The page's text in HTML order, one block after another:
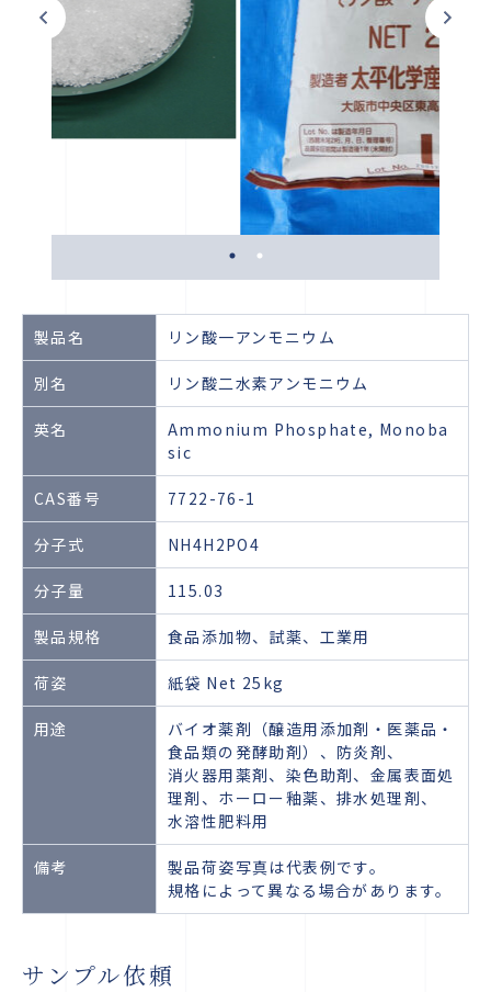
製品名 リン酸一アンモニウム
別名 リン酸二水素アンモニウム
英名
Ammonium Phosphate, Monoba
sic
CAS番号 7722-76-1
分子式 NH4H2PO4
分子量 115.03
製品規格 食品添加物、試薬、工業用
荷姿 紙袋 Net 25kg
用途
バイオ薬剤（醸造用添加剤・医薬品・
食品類の発酵助剤）、防炎剤、
消火器用薬剤、染色助剤、金属表面処
理剤、ホーロー釉薬、排水処理剤、
水溶性肥料用
備考
製品荷姿写真は代表例です。
規格によって異なる場合があります。
サンプル依頼